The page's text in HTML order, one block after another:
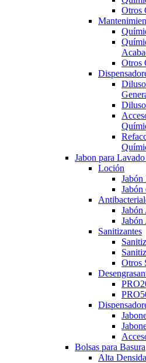
Otros
Otros
Jabon para
Loción
Jabón
Jabón
Sanitizantes
Otros
Bolsas para Basura
Alta